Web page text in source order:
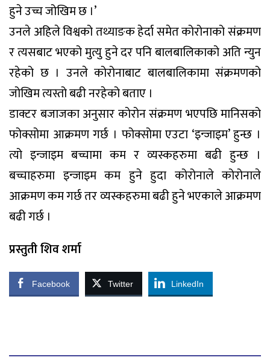
हुने उच्च जोखिम छ ।’
उनले अहिले विश्वको तथ्याङक हेर्दा समेत कोरोनाको संक्रमण
र त्यसबाट भएको मुत्यु हुने दर पनि बालबालिकाको अति न्युन
रहेको छ । उनले कोरोनाबाट बालबालिकामा संक्रमणको
जोखिम त्यस्तो बढी नरहेको बताए ।
डाक्टर बजाजका अनुसार कोरोन संक्रमण भएपछि मानिसको
फोक्सोमा आक्रमण गर्छ । फोक्सोमा एउटा ‘इन्जाइम’ हुन्छ ।
त्यो इन्जाइम बच्चामा कम र व्यस्कहरुमा बढी हुन्छ ।
बच्चाहरुमा इन्जाइम कम हुने हुदा कोरोनाले कोरोनाले
आक्रमण कम गर्छ तर व्यस्कहरुमा बढी हुने भएकाले आक्रमण
बढी गर्छ ।
प्रस्तुती शिव शर्मा
Facebook Twitter LinkedIn